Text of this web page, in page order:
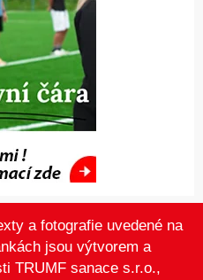
a fotografie uvedené na
jsou výtvorem a
TRUMF sanace s.r.o.,